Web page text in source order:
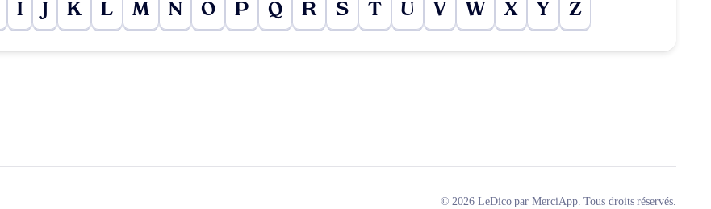
I J K L M N O P Q R S T U V W X Y Z
© 2026 LeDico par MerciApp. Tous droits réservés.